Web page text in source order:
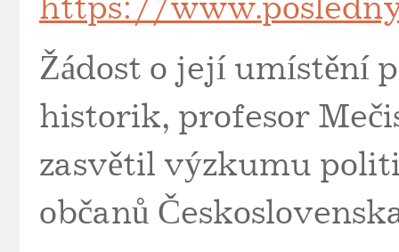
https://
Žádost o její umístění
historik, profesor
zasvětil výzkumu
občanů